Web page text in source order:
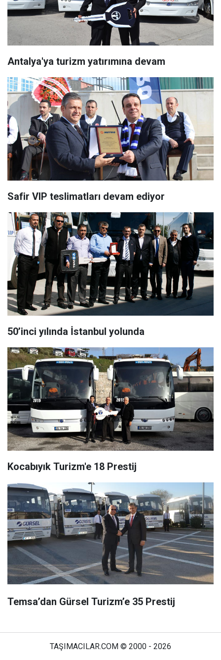
Antalya'ya turizm yatırımına devam
Safir VIP teslimatları devam ediyor
50’inci yılında İstanbul yolunda
Kocabıyık Turizm'e 18 Prestij
Temsa’dan Gürsel Turizm’e 35 Prestij
TAŞIMACILAR.COM © 2000 - 2026